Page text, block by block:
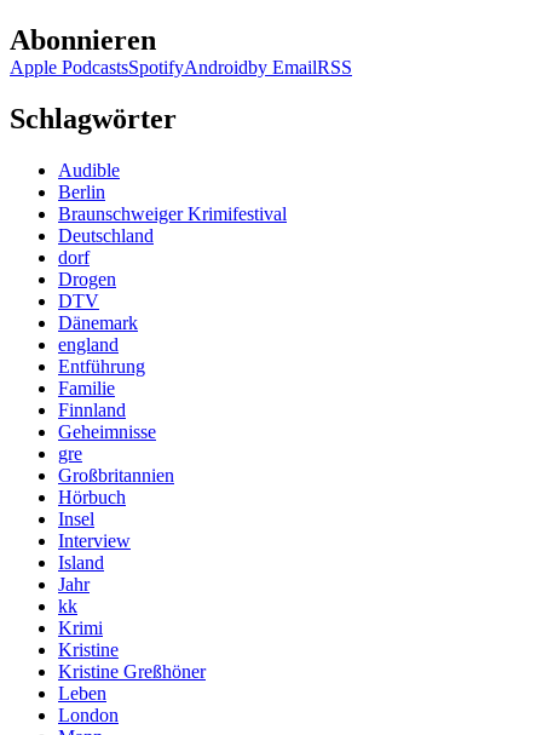
Abonnieren
Apple PodcastsSpotifyAndroidby EmailRSS
Schlagwörter
Audible
Berlin
Braunschweiger Krimifestival
Deutschland
dorf
Drogen
DTV
Dänemark
england
Entführung
Familie
Finnland
Geheimnisse
gre
Großbritannien
Hörbuch
Insel
Interview
Island
Jahr
kk
Krimi
Kristine
Kristine Greßhöner
Leben
London